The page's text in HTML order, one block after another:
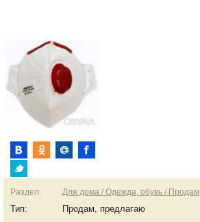
Раздел: Для дома / Одежда, обувь / Продам
Тип: Продам, предлагаю